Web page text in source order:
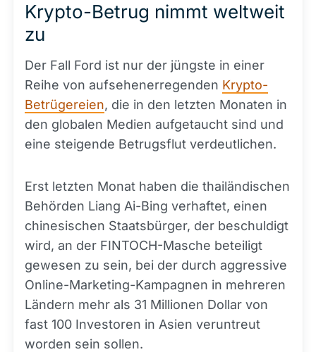
Krypto-Betrug nimmt weltweit
zu
Der Fall Ford ist nur der jüngste in einer
Reihe von aufsehenerregenden Krypto-
Betrügereien, die in den letzten Monaten in
den globalen Medien aufgetaucht sind und
eine steigende Betrugsflut verdeutlichen.
Erst letzten Monat haben die thailändischen
Behörden Liang Ai-Bing verhaftet, einen
chinesischen Staatsbürger, der beschuldigt
wird, an der FINTOCH-Masche beteiligt
gewesen zu sein, bei der durch aggressive
Online-Marketing-Kampagnen in mehreren
Ländern mehr als 31 Millionen Dollar von
fast 100 Investoren in Asien veruntreut
worden sein sollen.